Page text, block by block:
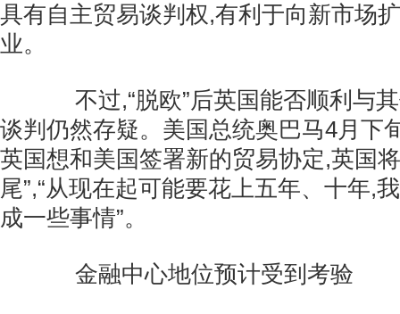
具有自主贸易谈判权,有利于向新市场
业。
不过,“脱欧”后英国能否顺利与
谈判仍然存疑。美国总统奥巴马4月下
英国想和美国签署新的贸易协定,英国
尾”,“从现在起可能要花上五年、十年,
成一些事情”。
金融中心地位预计受到考验